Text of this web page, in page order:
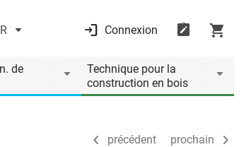
Connexion
de
Technique pour la
construction en bois
précédent prochain
précédent prochain